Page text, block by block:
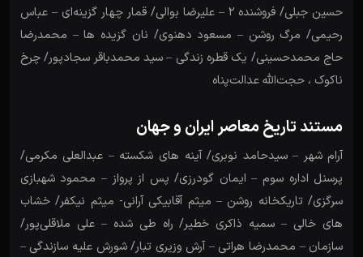
حسین جبلی/ فروشنده ۲ – علیرضا بوالی/ قمار چهار گزینه‌ای – عباس
رحیمی/ مرگ روشن – مسعود دهنوی/ نان گزیده ها – محمدرضا
حاج محمدحسینی/ یک قطره زندگی – سید محمدباقر سجادپور/ چرخ
ناکوک ، حجت‌الله عدالت‌پناه
مستند تاریخ معاصر ایران و جهان
آرام شهر – سیدحامد نوبری/ آینه های شکسته – عبدالعلی مکرمی/
پرسنل اداره سوم – ایمان گودرزی/ پس از پرواز – محمود شهبازی
سرگزی/ تاریکخانه روشن – میثم آقابیکی آرانی- میثم نیکفر/ خشاب
های خالی – سمیه ذاکری خطیر/ راه طی شده – علی ملاقلی‌پور/
سازمان – محمدرضا هراتی – آرش وزیری تبار/ شورش علیه سازندگی –